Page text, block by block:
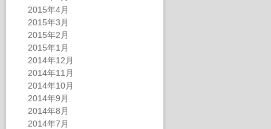
2015年4月
2015年3月
2015年2月
2015年1月
2014年12月
2014年11月
2014年10月
2014年9月
2014年8月
2014年7月